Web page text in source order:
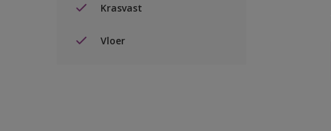
Krasvast
Vloer